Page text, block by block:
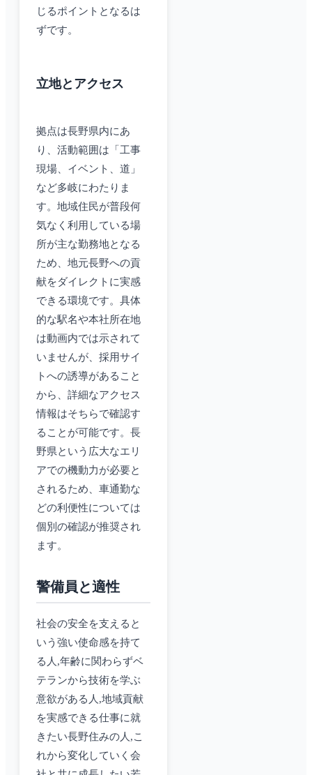
じるポイントとなるは
ずです。
立地とアクセス
拠点は長野県内にあ
り、活動範囲は「工事
現場、イベント、道」
など多岐にわたりま
す。地域住民が普段何
気なく利用している場
所が主な勤務地となる
ため、地元長野への貢
献をダイレクトに実感
できる環境です。具体
的な駅名や本社所在地
は動画内では示されて
いませんが、採用サイ
トへの誘導があること
から、詳細なアクセス
情報はそちらで確認す
ることが可能です。長
野県という広大なエリ
アでの機動力が必要と
されるため、車通勤な
どの利便性については
個別の確認が推奨され
ます。
警備員と適性
社会の安全を支えると
いう強い使命感を持て
る人,年齢に関わらずベ
テランから技術を学ぶ
意欲がある人,地域貢献
を実感できる仕事に就
きたい長野住みの人,こ
れから変化していく会